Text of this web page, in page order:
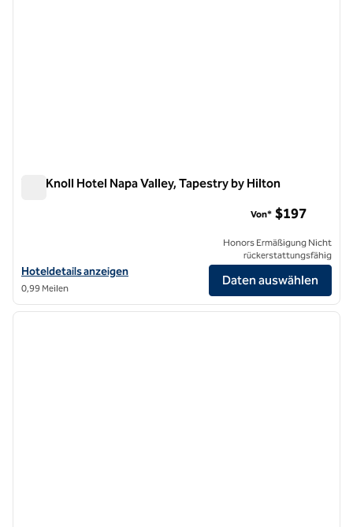
The Knoll Hotel Napa Valley, Tapestry by Hilton
Hoteldetails für The Knoll Hotel Napa Valley, Tapestry by Hilton
Hoteldetails anzeigen
0,99 Meilen
Von* $197
Honors Ermäßigung Nicht
rückerstattungsfähig
Daten auswählen
1/11
1 von 11